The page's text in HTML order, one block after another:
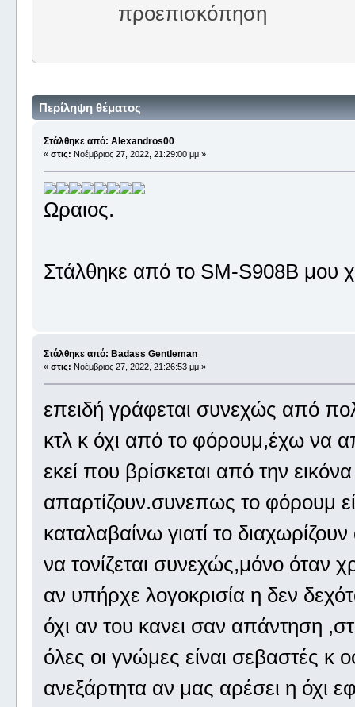
προεπισκόπηση
Περίληψη θέματος
Στάλθηκε από: Alexandros00
« στις: Νοέμβριος 27, 2022, 21:29:00 μμ »
Ωραιος.
Στάλθηκε από το SM-S908B μου
Στάλθηκε από: Badass Gentleman
« στις: Νοέμβριος 27, 2022, 21:26:53 μμ »
επειδή γράφεται συνεχώς από
κτλ κ όχι από το φόρουμ,έχω να
εκεί που βρίσκεται από την
απαρτίζουν.συνεπως το φόρουμ
καταλαβαίνω γιατί το
να τονίζεται συνεχώς,μόνο όταν
αν υπήρχε λογοκρισία η δεν
όχι αν του κανει σαν απάντηση
όλες οι γνώμες είναι σεβαστές κ
ανεξάρτητα αν μας αρέσει η όχι